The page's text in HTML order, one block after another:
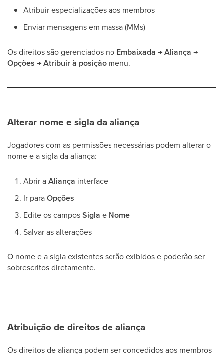
Atribuir especializações aos membros
Enviar mensagens em massa (MMs)
Os direitos são gerenciados no Embaixada → Aliança →
Opções → Atribuir à posição menu.
Alterar nome e sigla da aliança
Jogadores com as permissões necessárias podem alterar o
nome e a sigla da aliança:
Abrir aAliança interface
Ir paraOpções
Edite os camposSigla e Nome
Salvar as alterações
O nome e a sigla existentes serão exibidos e poderão ser
sobrescritos diretamente.
Atribuição de direitos de aliança
Os direitos de aliança podem ser concedidos aos membros